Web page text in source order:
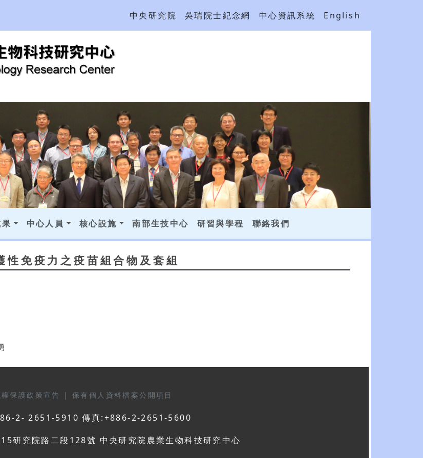
中央研究院 吳瑞院士紀念網 中心資訊系統 English
中心人員 核心設施 南部生技中心 研習與學程 聯絡我們
免疫力之疫苗組合物及套組
保護政策宣告 | 保有個人資料檔案公開項目
2- 2651-5910 傳真:+886-2-2651-5600
研究院路二段128號 中央研究院農業生物科技研究中心